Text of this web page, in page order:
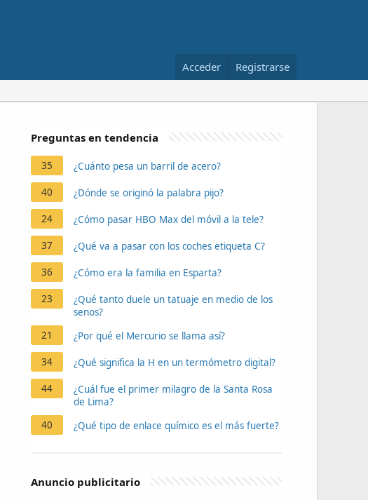
Acceder Registrarse
Preguntas en tendencia
35 ¿Cuánto pesa un barril de acero?
40 ¿Dónde se originó la palabra pijo?
24 ¿Cómo pasar HBO Max del móvil a la tele?
37 ¿Qué va a pasar con los coches etiqueta C?
36 ¿Cómo era la familia en Esparta?
23
¿Qué tanto duele un tatuaje en medio de los
senos?
21
¿Por qué el Mercurio se llama así?
34 ¿Qué significa la H en un termómetro digital?
44
¿Cuál fue el primer milagro de la Santa Rosa
de Lima?
40
¿Qué tipo de enlace químico es el más fuerte?
Anuncio publicitario